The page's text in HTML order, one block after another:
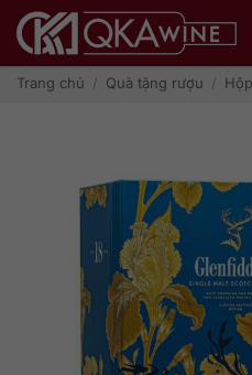
qua
dungTrang chủ / Quà tặng rượu /